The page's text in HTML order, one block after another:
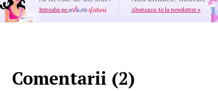
Intreaba pe Aboneaza-te la newsletter »
Comentarii (2)